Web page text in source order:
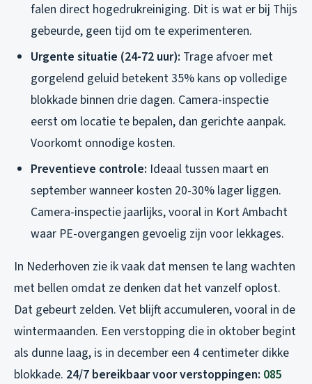
falen direct hogedrukreiniging. Dit is wat er bij Thijs
gebeurde, geen tijd om te experimenteren.
Urgente situatie (24-72 uur): Trage afvoer met
gorgelend geluid betekent 35% kans op volledige
blokkade binnen drie dagen. Camera-inspectie
eerst om locatie te bepalen, dan gerichte aanpak.
Voorkomt onnodige kosten.
Preventieve controle: Ideaal tussen maart en
september wanneer kosten 20-30% lager liggen.
Camera-inspectie jaarlijks, vooral in Kort Ambacht
waar PE-overgangen gevoelig zijn voor lekkages.
In Nederhoven zie ik vaak dat mensen te lang wachten
met bellen omdat ze denken dat het vanzelf oplost.
Dat gebeurt zelden. Vet blijft accumuleren, vooral in de
wintermaanden. Een verstopping die in oktober begint
als dunne laag, is in december een 4 centimeter dikke
blokkade. 24/7 bereikbaar voor verstoppingen: 085